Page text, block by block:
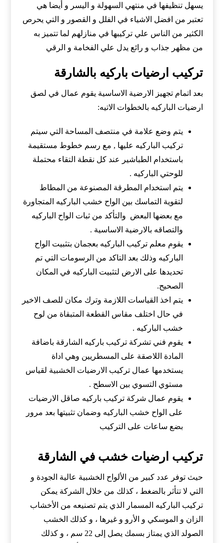
يسهل تنظيفها في منتهي السهولة و اليسر و أيضا هي
تعتبر من افضل الاشياء في الفلل و القصور و التي يحرص
الكثير من الناس علي تركيبها في منازلهم لما تتميز به
من مظهر جذاب و رائع يدل علي الفخامة و الرقي
تركيب ارضيات باركيه بالشارقة
بعد اتمام تجهيز الارضية الاساسية يقوم عمال في لصق
ارضيات الباركيه بالخطوات الاتيه:
يتم وضع علامة في منتصف المساحة التي سيتم
تركيب الباركيه عليها , مع رسم خطوط مستقيمة
باستخدام الطباشير عند كل نقطة التقاء محتملة
للوحتي الباركيه .
يتم استخدام المطرقة المصنوعة من المطاط
لتقوية التماسك بين الواح خشب الباركيه المتجاورة
مع بعضها البعض والتأكد من ثبات الواح الباركيه
والتصاقه بالارضية الاساسية .
يقوم معلم تركيب الباركيه بعجمان بتثبيت الواح
الباركيه وذلك بعد التاكد من الرسومات التي تم
تحديدها على الارض لتثبيت الباركيه في المكان
الصحيح.
يتم اخذ القياسات اللازمة وترك مكان للصف الاخير
في حال اختلف مقاس القطعة المتبقاة من لوح
خشب الباركيه .
يقوم فني تشركة تركيب باركيه الشارقة باضافة
المادة اللاصقة على المسطريين وهي اداة
يستخدمها عمال تركيب الارضيات الخشبية لقياس
مستوي التسوي بين الاسطح .
يقوم عمال شركة تركيب باركيه صاقل الارضيات
على الواح خشب الباركيه وضمان تثبيتها بعد مرور
بضع ساعات على التركيب
تركيب ارضيات خشب في الشارقة
حيث توفر عدد كبير من الألواح الخشبية عالية الجودة و
التي لا تتأثر بالضغط ، كذلك من خلال الشركة يمكن
تركيب الباركيه المسمار الذي يتم تصنيعه من الأخشاب
الزان و الموسكي و الأرو و غيرها ، و كذلك الخشب
الصولد الذي يمتاز بسمك يصل إلى 22 سم ، و كذلك